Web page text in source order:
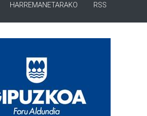
HARREMANETARAKO RSS